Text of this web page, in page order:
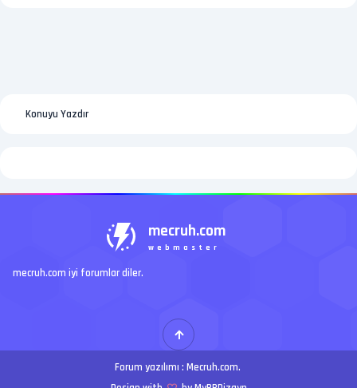
Konuyu Yazdır
mecruh.com
webmaster
mecruh.com iyi forumlar diler.
Forum yazılımı : Mecruh.com.